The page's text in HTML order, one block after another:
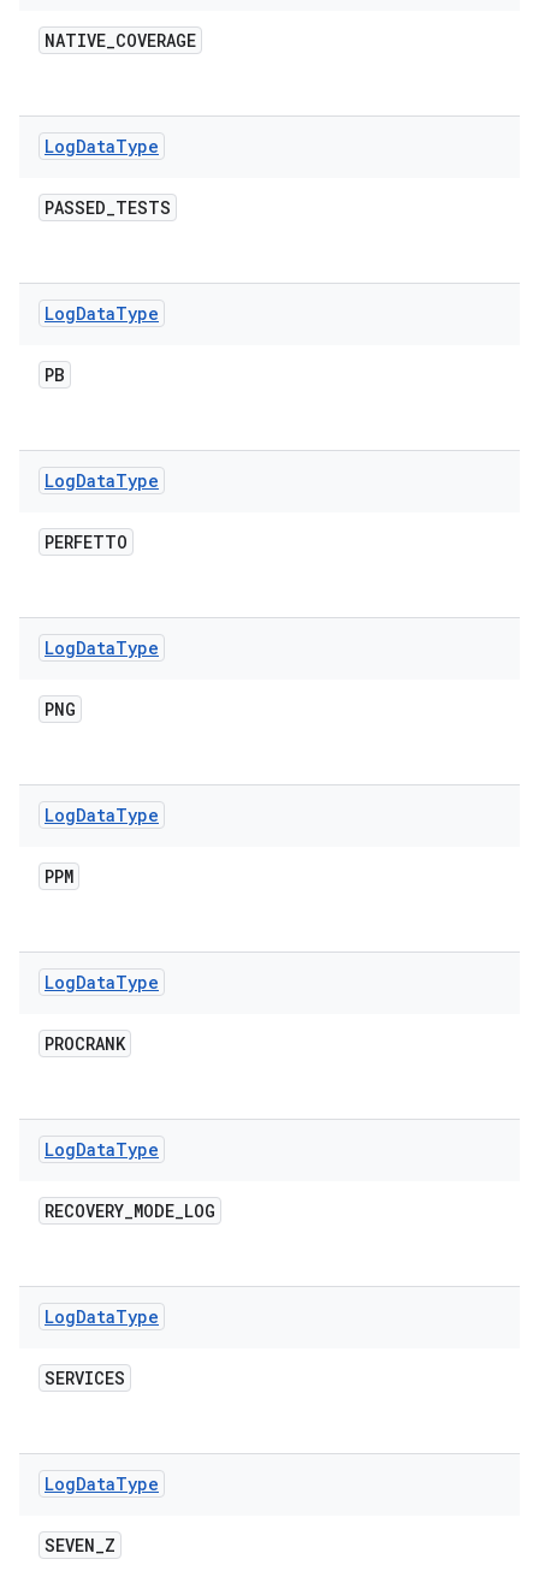
NATIVE_COVERAGE
LogDataType
PASSED_TESTS
LogDataType
PB
LogDataType
PERFETTO
LogDataType
PNG
LogDataType
PPM
LogDataType
PROCRANK
LogDataType
RECOVERY_MODE_LOG
LogDataType
SERVICES
LogDataType
SEVEN_Z